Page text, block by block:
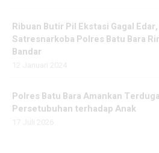
Ribuan Butir Pil Ekstasi Gagal Edar,
Satresnarkoba Polres Batu Bara
Bandar
Polres Batu Bara Amankan
Persetubuhan terhadap Anak